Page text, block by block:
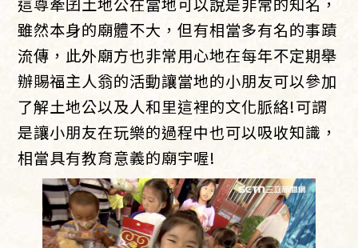
雖然本身的廟體不大，但有相當多有名的事蹟
流傳，此外廟方也非常用心地在每年不定期舉
辦賜福主人翁的活動讓當地的小朋友可以參加
了解土地公以及人和里這裡的文化脈絡!可謂
是讓小朋友在玩樂的過程中也可以吸收知識，
相當具有教育意義的廟宇喔!